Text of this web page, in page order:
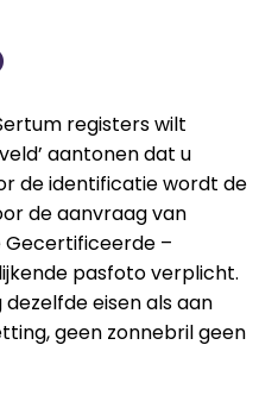
registers wilt
aantonen dat u
de identificatie wordt de
de aanvraag van
Gecertificeerde –
pasfoto verplicht.
eisen als aan
geen zonnebril geen